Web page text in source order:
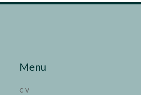
Menu
CV